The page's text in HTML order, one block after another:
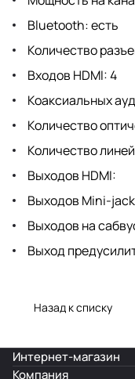
Bluetooth: есть
Количество
Входов HDMI: 4
Коаксиальных
Количество
Количество
Выходов HDMI:
Выходов Mini-
Выходов на
Выход
Назад к списку
Интернет-магазин
Компания